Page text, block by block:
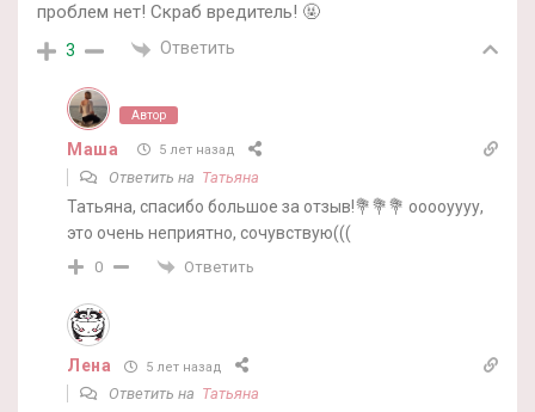
проблем нет! Скраб вредитель! 🤬
3 Ответить
Автор
Маша 5 лет назад
Ответить на Татьяна
Татьяна, спасибо большое за отзыв!💐💐💐 ооооуууу,
это очень неприятно, сочувствую(((
0 Ответить
Лена 5 лет назад
Ответить на Татьяна